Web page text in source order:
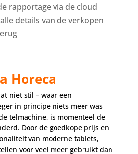
rapportage via de cloud
details van de verkopen
Horeca
niet stil – waar een
in principe niets meer was
telmachine, is momenteel de
Door de goedkope prijs en
van moderne tablets,
voor veel meer gebruikt dan